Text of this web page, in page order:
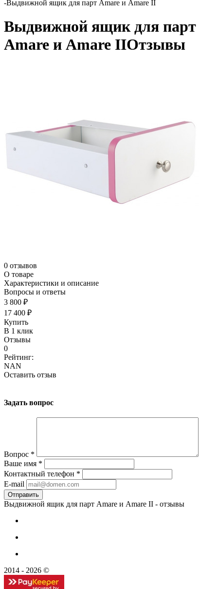
-Выдвижной ящик для парт Amare и Amare II
Выдвижной ящик для парт
Amare и Amare IIОтзывы
0 отзывов
О товаре
Характеристики и описание
Вопросы и ответы
3 800 ₽
17 400 ₽
Купить
В 1 клик
Отзывы
0
Рейтинг:
NAN
Оставить отзыв
Задать вопрос
Вопрос *
Ваше имя *
Контактный телефон *
E-mail
Выдвижной ящик для парт Amare и Amare II - отзывы
2014 - 2026 ©